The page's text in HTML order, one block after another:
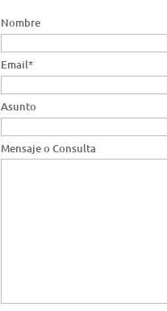
Nombre
Email*
Asunto
Mensaje o Consulta